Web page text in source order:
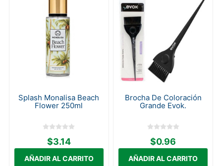
Splash Monalisa Beach
Flower 250ml
$3.14
Brocha De Coloración
Grande Evok.
$0.96